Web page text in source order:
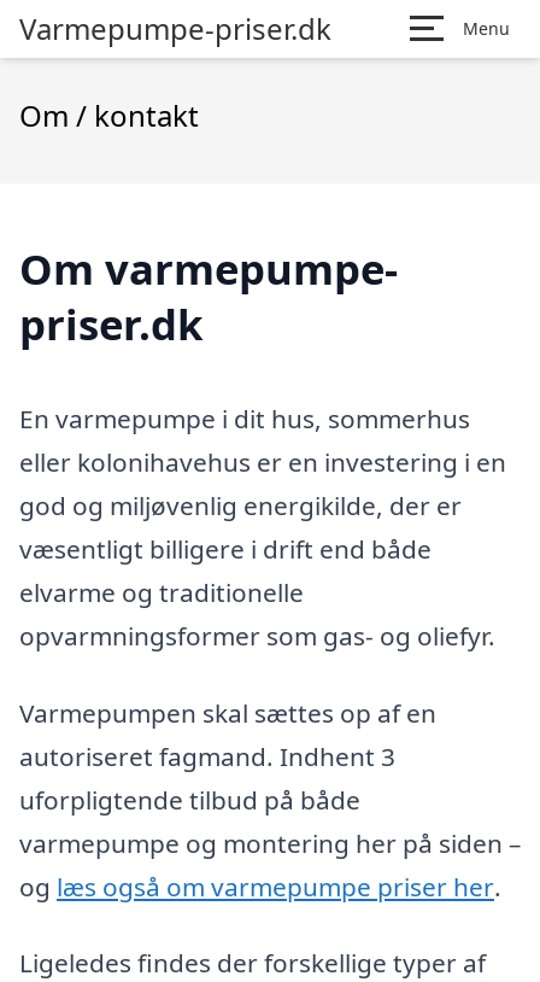
Varmepumpe-priser.dk Menu
Om / kontakt
Om varmepumpe-
priser.dk
En varmepumpe i dit hus, sommerhus
eller kolonihavehus er en investering i en
god og miljøvenlig energikilde, der er
væsentligt billigere i drift end både
elvarme og traditionelle
opvarmningsformer som gas- og oliefyr.
Varmepumpen skal sættes op af en
autoriseret fagmand. Indhent 3
uforpligtende tilbud på både
varmepumpe og montering her på siden –
og læs også om varmepumpe priser her.
Ligeledes findes der forskellige typer af